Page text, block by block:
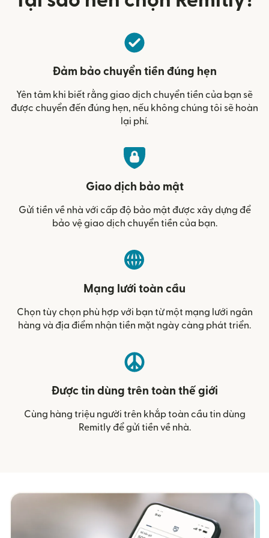
Đảm bảo chuyển tiền đúng hẹn
Yên tâm khi biết rằng giao dịch chuyển tiền của bạn sẽ
được chuyển đến đúng hẹn, nếu không chúng tôi sẽ hoàn
lại phí.
Giao dịch bảo mật
Gửi tiền về nhà với cấp độ bảo mật được xây dựng để
bảo vệ giao dịch chuyển tiền của bạn.
Mạng lưới toàn cầu
Chọn tùy chọn phù hợp với bạn từ một mạng lưới ngân
hàng và địa điểm nhận tiền mặt ngày càng phát triển.
Được tin dùng trên toàn thế giới
Cùng hàng triệu người trên khắp toàn cầu tin dùng
Remitly để gửi tiền về nhà.